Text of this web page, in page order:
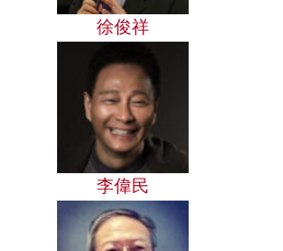
徐俊祥
李偉民